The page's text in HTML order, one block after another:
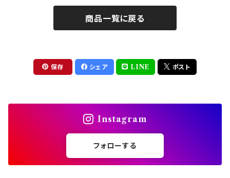
ドライフラワー
商品一覧に戻る
保存 シェア LINE ポスト
Instagram
フォローする